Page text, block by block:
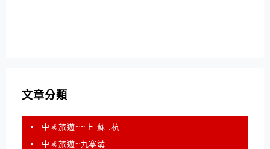
文章分類
中國旅遊~~上 蘇 .杭
中國旅遊~九寨溝